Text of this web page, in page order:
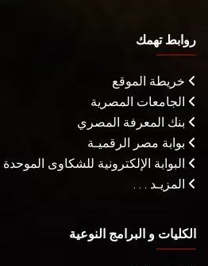
روابط تهمك
خريطة الموقع
الجامعات المصرية
بنك المعرفة المصري
بوابة مصر الرقميـة
البوابة الإلكترونية للشكاوى الموحدة
المزيـد . . .
الكليات و البرامج النوعية